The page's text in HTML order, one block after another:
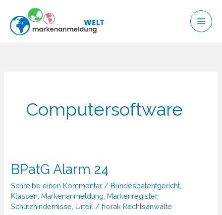
Inhalt
springen
Computersoftware
BPatG Alarm 24
Schreibe einen Kommentar / Bundespatentgericht
Klassen Markenanmeldung Markenregister,
Schutzhindernisse Urteil / horak Rechtsanwälte